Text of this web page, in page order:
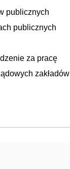
publicznych
publicznych
za pracę
zakładów